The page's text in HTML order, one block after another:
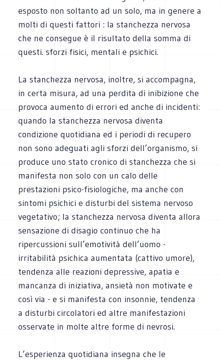
esposto non soltanto ad un solo, ma in genere a
molti di questi fattori : la stanchezza nervosa
che ne consegue è il risultato della somma di
questi. sforzi fisici, mentali e psichici.
La stanchezza nervosa, inoltre, si accompagna,
in certa misura, ad una perdita di inibizione che
provoca aumento di errori ed anche di incidenti:
quando la stanchezza nervosa diventa
condizione quotidiana ed i periodi di recupero
non sono adeguati agli sforzi dell’organismo, si
produce uno stato cronico di stanchezza che si
manifesta non solo con un calo delle
prestazioni psico-fisiologiche, ma anche con
sintomi psichici e disturbi del sistema nervoso
vegetativo; la stanchezza nervosa diventa allora
sensazione di disagio continuo che ha
ripercussioni sull’emotività dell’uomo -
irritabilità psichica aumentata (cattivo umore),
tendenza alle reazioni depressive, apatia e
mancanza di iniziativa, ansietà non motivate e
così via - e si manifesta con insonnie, tendenza
a disturbi circolatori ed altre manifestazioni
osservate in molte altre forme di nevrosi.
L’esperienza quotidiana insegna che le